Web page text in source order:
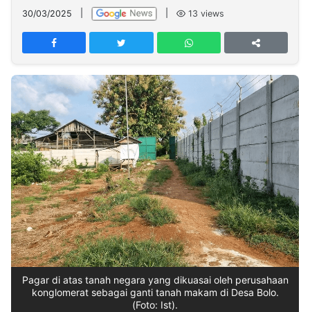
Network
PT
TREETAN
INDONESIA
Partner
Insight
NTB
Suara
Time
Lens
IDN
Daily
Jogja
Jalan
Rakyat
Idealita
News
Kita
Notice
Dinamikapost.com
Radar
Baru
Seedbacklink
Follow
Kabarbaru
30/03/2025 13 views
Pagar di atas tanah negara yang dikuasai oleh perusahaan
konglomerat sebagai ganti tanah makam di Desa Bolo.
(Foto: Ist).